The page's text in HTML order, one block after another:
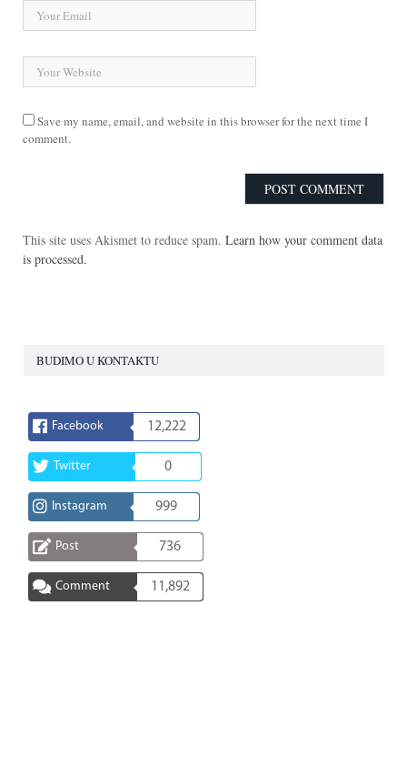
Save my name, email, and website in this browser for the next time I
comment.
This site uses Akismet to reduce spam. Learn how your comment data
is processed.
BUDIMO U KONTAKTU
Facebook 12,222
Twitter 0
Instagram 999
Post 736
Comment 11,892